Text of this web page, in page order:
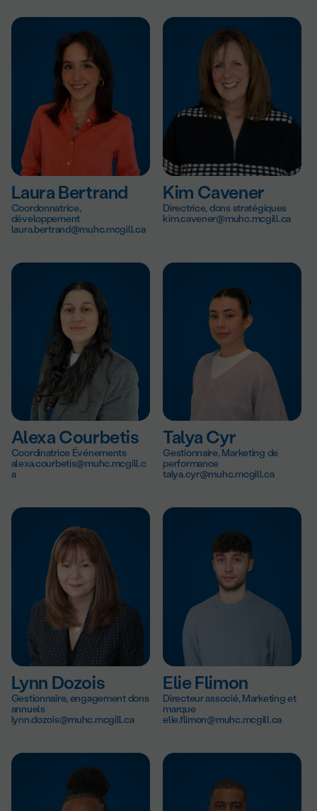
Laura Bertrand
Coordonnatrice,
développement
laura.bertrand@muhc.mcgill.ca
Kim Cavener
Directrice, dons stratégiques
kim.cavener@muhc.mcgill.ca
Alexa Courbetis
Coordinatrice Événements
alexa.courbetis@muhc.mcgill.c
a
Talya Cyr
Gestionnaire, Marketing de
performance
talya.cyr@muhc.mcgill.ca
Lynn Dozois
Gestionnaire, engagement dons
annuels
lynn.dozois@muhc.mcgill.ca
Elie Flimon
Directeur associé, Marketing et
marque
elie.flimon@muhc.mcgill.ca